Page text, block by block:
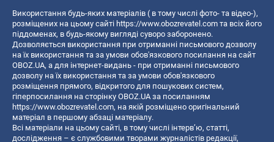
Використання будь-яких матеріалів ( в тому числі фото- та відео-),
розміщених на цьому сайті https://www.obozrevatel.com та всіх його
піддоменах, в будь-якому вигляді суворо заборонено.
Дозволяється використання при отриманні письмового дозволу
на їх використання та за умови обов'язкового посилання на сайт
OBOZ.UA, а для інтернет-видань - при отриманні письмового
дозволу на їх використання та за умови обов'язкового
розміщення прямого, відкритого для пошукових систем,
гіперпосилання на сторінку OBOZ.UA за посиланням
https://www.obozrevatel.com, на якій розміщено оригінальний
матеріал в першому абзаці матеріалу.
Всі матеріали на цьому сайті, в тому числі інтерв’ю, статті,
дослідження – є службовими творами журналістів редакції,